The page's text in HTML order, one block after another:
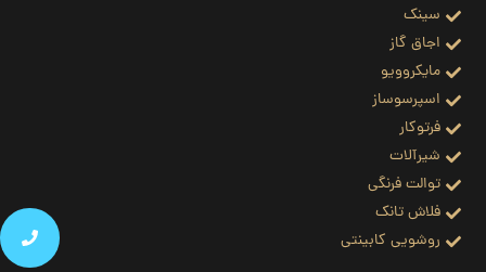
سینک
اجاق گاز
مایکروویو
اسپرسوساز
فرتوکار
شیرآلات
توالت فرنگی
فلاش تانک
روشویی کابینتی